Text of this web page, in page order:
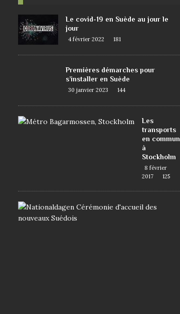
Le covid-19 en Suède au jour le
jour
4 février 2022 181
Premières démarches pour
s’installer en Suède
30 janvier 2023 144
Les
transports
en commun
à
Stockholm
8 février
2017
125